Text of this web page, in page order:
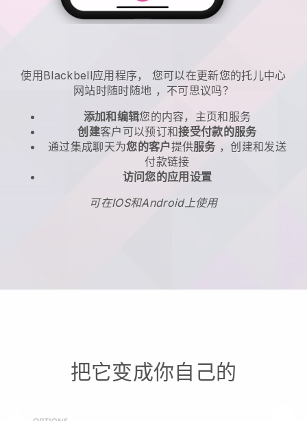
使用 Blackbell应用程序， 您可以在更新您的托儿中心
网站时随时随地 ，不可思议吗？
添加和编辑您的内容，主页和服务
创建客户可以预订和接受付款的服务
通过集成聊天为您的客户提供服务 ，创建和发送
付款链接
访问您的应用设置
可在IOS和Android上使用
把它变成你自己的